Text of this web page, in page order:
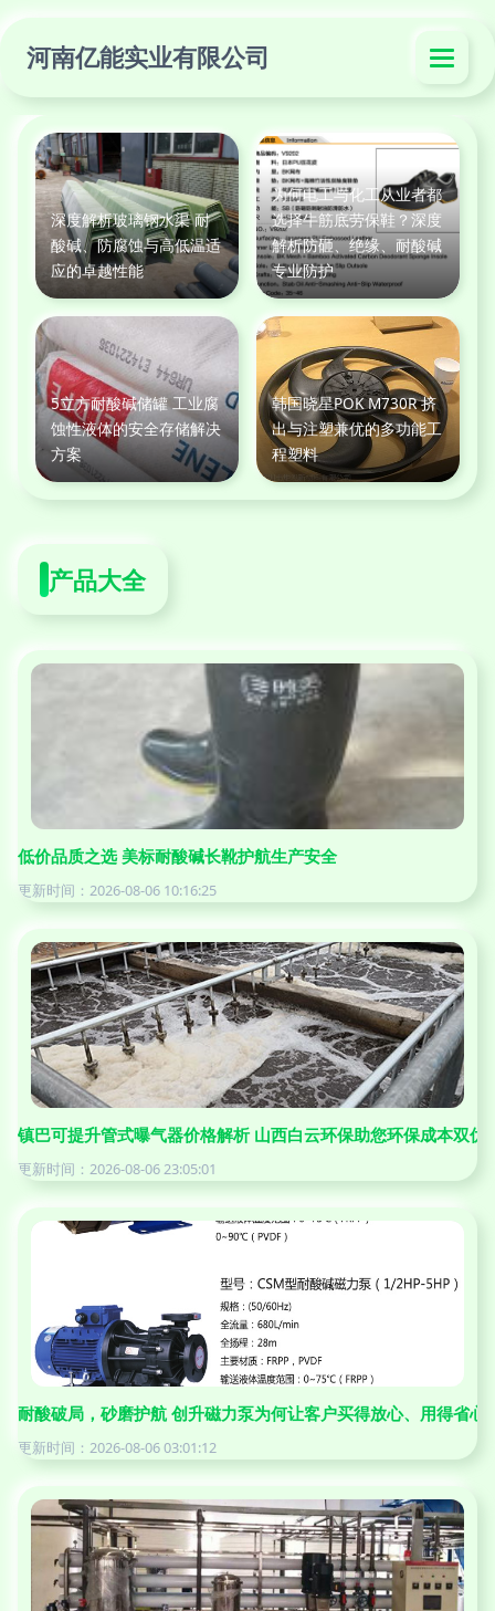
河南亿能实业有限公司
深度解析玻璃钢水渠 耐
酸碱、防腐蚀与高低温适
应的卓越性能
为何电工与化工从业者都
选择牛筋底劳保鞋？深度
解析防砸、绝缘、耐酸碱
专业防护
5立方耐酸碱储罐 工业腐
蚀性液体的安全存储解决
方案
韩国晓星POK M730R 挤
出与注塑兼优的多功能工
程塑料
产品大全
低价品质之选 美标耐酸碱长靴护航生产安全
更新时间：2026-08-06 10:16:25
镇巴可提升管式曝气器价格解析 山西白云环保助您环保成本双优
更新时间：2026-08-06 23:05:01
耐酸破局，砂磨护航 创升磁力泵为何让客户买得放心、用得省心
更新时间：2026-08-06 03:01:12